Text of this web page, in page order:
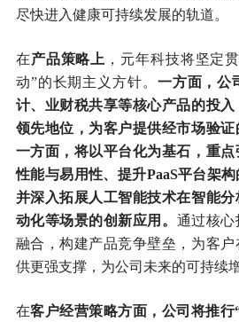
尽快进入健康可持续发展的轨道。
在产品策略上 ，元年科技将坚定
动”的长期主义方针。 一方面，公
计、业财税共享等核心产品的投
领先地位，为客户提供经市场验
一方面，将以平台化为基石，重
性能与易用性、提升PaaS平台架
并深入拓展人工智能技术在智能
动化等场景的创新应用。 通过核心
融合，构建产品竞争壁垒，为客
供更强支撑，为公司未来的可持续
在客户经营策略方面，公司将推行